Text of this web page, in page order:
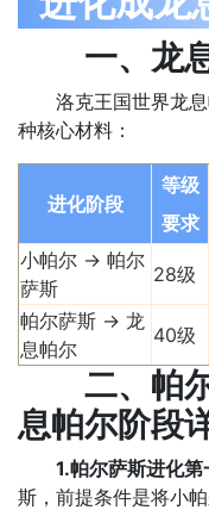
一、龙息
洛克王国世界龙
种核心材料：
进化阶段
等级
要求
小帕尔 → 帕尔
萨斯
28级
帕尔萨斯 → 龙
息帕尔
40级
二、帕尔
息帕尔阶段
1.帕尔萨斯进化第
斯，前提条件是将小